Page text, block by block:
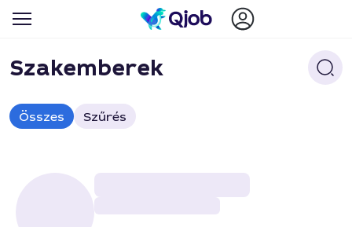
Szakemberek
Összes Szűrés